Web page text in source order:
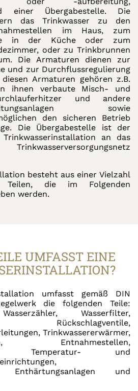
einer Übergabestelle. Die
das Trinkwasser zu den
im Haus, zum
in der Küche oder zum
oder zu Trinkbrunnen
Die Armaturen dienen zur
und zur Durchflussregulierung
Armaturen gehören z.B.
ihnen verbaute Misch- und
und andere
sowie
den sicheren Betrieb
Die Übergabestelle ist der
an das
besteht aus einer Vielzahl
Teilen, die im Folgenden
werden.
UMFASST EINE
umfasst gemäß DIN
die folgenden Teile:
Wasserfilter,
Rückschlagventile,
Trinkwassererwärmer,
Entnahmestellen,
Temperatur- und
Enthärtungsanlagen und